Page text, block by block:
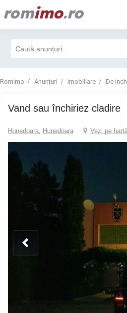
romimo.ro
Romimo Anunțuri Imobiliare De
vand sau închiriez cladire
Hunedoara
Hunedoara Vezi pe